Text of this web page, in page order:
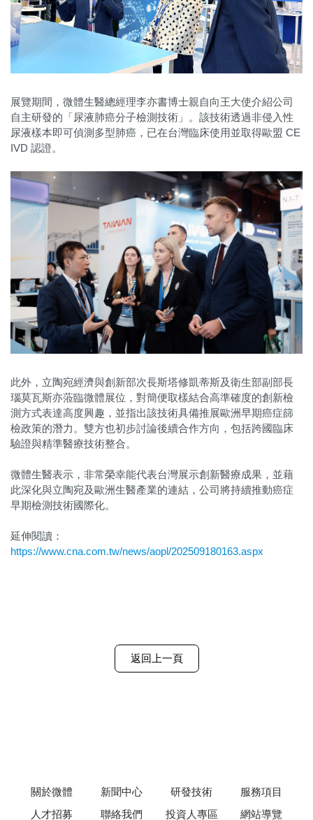
展覽期間，微體生醫總經理李亦書博士親自向王大使介紹公司
自主研發的「尿液肺癌分子檢測技術」。該技術透過非侵入性
尿液樣本即可偵測多型肺癌，已在台灣臨床使用並取得歐盟 CE
IVD 認證。
此外，立陶宛經濟與創新部次長斯塔修凱蒂斯及衛生部副部長
瑙莫瓦斯亦蒞臨微體展位，對簡便取樣結合高準確度的創新檢
測方式表達高度興趣，並指出該技術具備推展歐洲早期癌症篩
檢政策的潛力。雙方也初步討論後續合作方向，包括跨國臨床
驗證與精準醫療技術整合。
微體生醫表示，非常榮幸能代表台灣展示創新醫療成果，並藉
此深化與立陶宛及歐洲生醫產業的連結，公司將持續推動癌症
早期檢測技術國際化。
延伸閱讀：
https://www.cna.com.tw/news/aopl/202509180163.aspx
返回上一頁
關於微體 新聞中心 研發技術
服務項目
人才招募
聯絡我們 投資人專區 網站導覽